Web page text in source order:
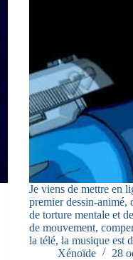
Je viens de mettre en
premier dessin-animé,
de torture mentale et
de mouvement,
la télé, la musique est
Xénoïde
28